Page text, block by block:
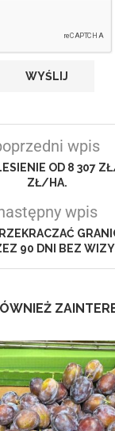
wpis
OD 8 307
ZŁ/HA.
wpis
90 DNI BEZ WIZY